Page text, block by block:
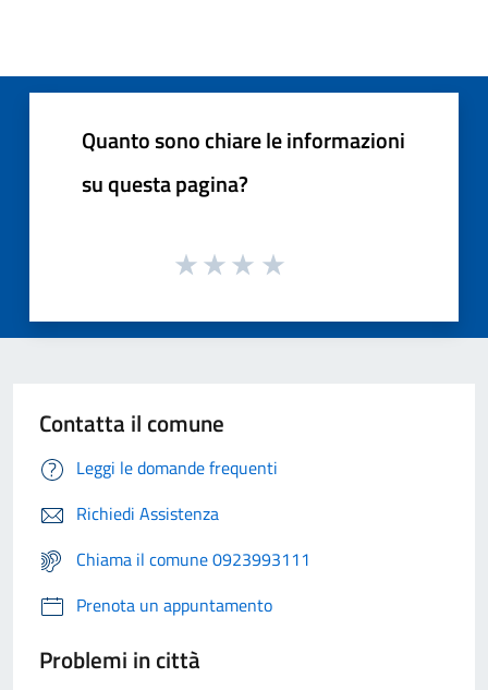
Quanto sono chiare le informazioni
su questa pagina?
Contatta il comune
Leggi le domande frequenti
Richiedi Assistenza
Chiama il comune 0923993111
Prenota un appuntamento
Problemi in città